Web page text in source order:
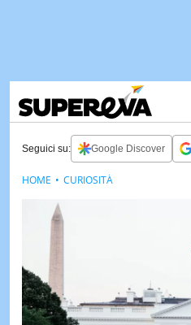
Seguici su: Google Discover
HOME CURIOSITÀ